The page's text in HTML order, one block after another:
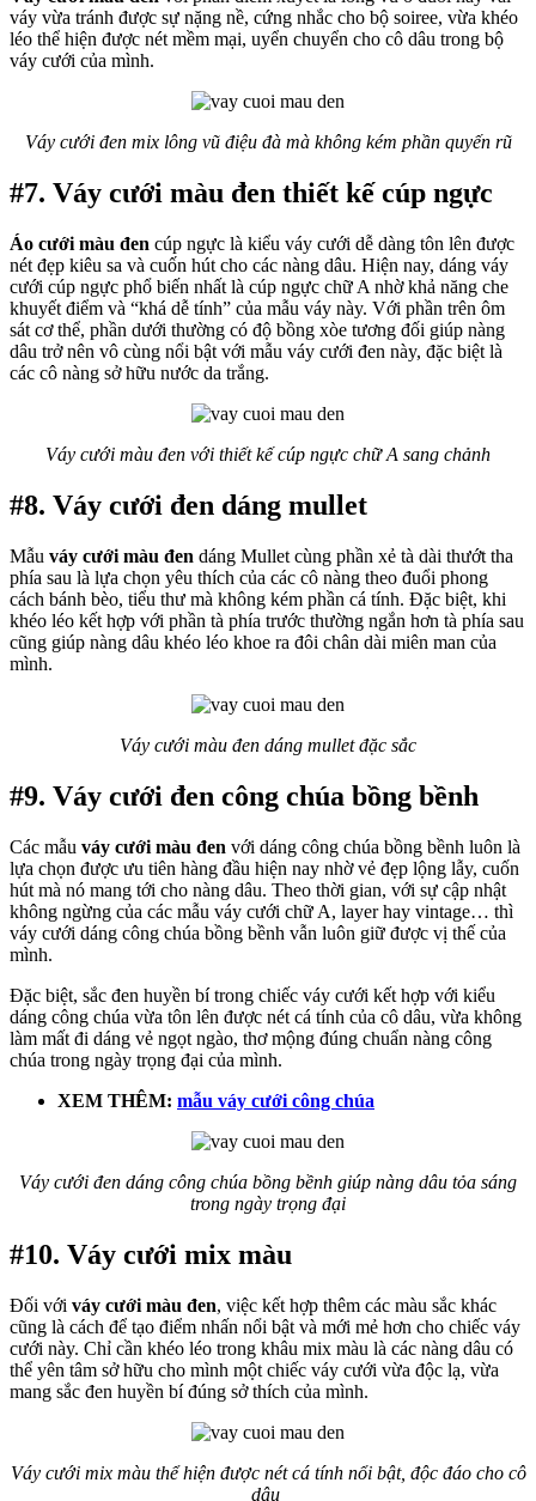
váy vừa tránh được sự nặng nề, cứng nhắc cho bộ soiree, vừa khéo
léo thể hiện được nét mềm mại, uyển chuyển cho cô dâu trong bộ
váy cưới của mình.
Váy cưới đen mix lông vũ điệu đà mà không kém phần quyến rũ
#7. Váy cưới màu đen thiết kế cúp ngực
Áo cưới màu đen cúp ngực là kiểu váy cưới dễ dàng tôn lên được
nét đẹp kiêu sa và cuốn hút cho các nàng dâu. Hiện nay, dáng váy
cưới cúp ngực phổ biến nhất là cúp ngực chữ A nhờ khả năng che
khuyết điểm và “khá dễ tính” của mẫu váy này. Với phần trên ôm
sát cơ thể, phần dưới thường có độ bồng xòe tương đối giúp nàng
dâu trở nên vô cùng nổi bật với mẫu váy cưới đen này, đặc biệt là
các cô nàng sở hữu nước da trắng.
Váy cưới màu đen với thiết kế cúp ngực chữ A sang chảnh
#8. Váy cưới đen dáng mullet
Mẫu váy cưới màu đen dáng Mullet cùng phần xẻ tà dài thướt tha
phía sau là lựa chọn yêu thích của các cô nàng theo đuổi phong
cách bánh bèo, tiểu thư mà không kém phần cá tính. Đặc biệt, khi
khéo léo kết hợp với phần tà phía trước thường ngắn hơn tà phía sau
cũng giúp nàng dâu khéo léo khoe ra đôi chân dài miên man của
mình.
Váy cưới màu đen dáng mullet đặc sắc
#9. Váy cưới đen công chúa bồng bềnh
Các mẫu váy cưới màu đen với dáng công chúa bồng bềnh luôn là
lựa chọn được ưu tiên hàng đầu hiện nay nhờ vẻ đẹp lộng lẫy, cuốn
hút mà nó mang tới cho nàng dâu. Theo thời gian, với sự cập nhật
không ngừng của các mẫu váy cưới chữ A, layer hay vintage… thì
váy cưới dáng công chúa bồng bềnh vẫn luôn giữ được vị thế của
mình.
Đặc biệt, sắc đen huyền bí trong chiếc váy cưới kết hợp với kiểu
dáng công chúa vừa tôn lên được nét cá tính của cô dâu, vừa không
làm mất đi dáng vẻ ngọt ngào, thơ mộng đúng chuẩn nàng công
chúa trong ngày trọng đại của mình.
XEM THÊM: mẫu váy cưới công chúa
Váy cưới đen dáng công chúa bồng bềnh giúp nàng dâu tỏa sáng
trong ngày trọng đại
#10. Váy cưới mix màu
Đối với váy cưới màu đen, việc kết hợp thêm các màu sắc khác
cũng là cách để tạo điểm nhấn nổi bật và mới mẻ hơn cho chiếc váy
cưới này. Chỉ cần khéo léo trong khâu mix màu là các nàng dâu có
thể yên tâm sở hữu cho mình một chiếc váy cưới vừa độc lạ, vừa
mang sắc đen huyền bí đúng sở thích của mình.
Váy cưới mix màu thể hiện được nét cá tính nổi bật, độc đáo cho cô
dâu